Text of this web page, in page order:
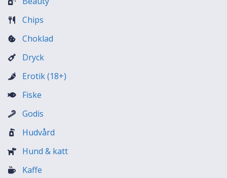
Chips
Choklad
Dryck
Erotik (18+)
Fiske
Godis
Hudvård
Hund & katt
Kaffe